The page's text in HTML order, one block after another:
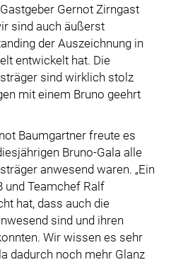
Gernot Zirngast
sind auch äußerst
der Auszeichnung in
entwickelt hat. Die
sind wirklich stolz
mit einem Bruno geehrt
Baumgartner freute es
Bruno-Gala alle
anwesend waren. „Ein
und Teamchef Ralf
hat, dass auch die
sind und ihren
Wir wissen es sehr
dadurch noch mehr Glanz